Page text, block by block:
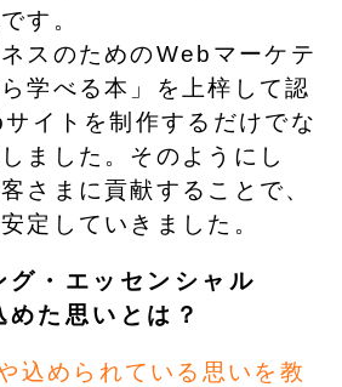
す。
ネスのためのWebマーケテ
学べる本」を上梓して認
イトを制作するだけでな
ました。そのようにし
さまに貢献することで、
定していきました。
グ・エッセンシャル
めた思いとは？
込められている思いを教